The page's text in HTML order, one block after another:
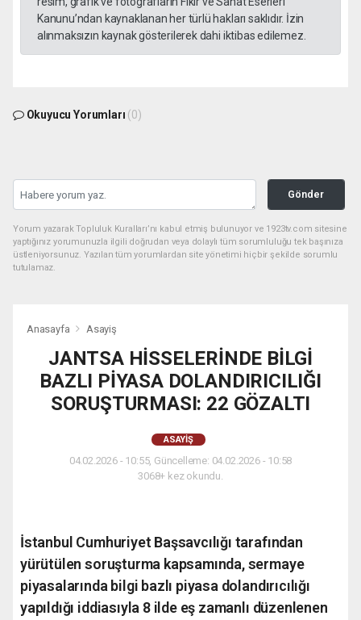
Kanunu’ndan kaynaklanan her türlü hakları saklıdır. İzin
alınmaksızın kaynak gösterilerek dahi iktibas edilemez.
Okuyucu Yorumları (0)
Gönder
Yorum yazarak Topluluk Kuralları’nı kabul etmiş bulunuyor ve 1923tv.com sitesine
yaptığınız yorumunuzla ilgili doğrudan veya dolaylı tüm sorumluluğu tek başınıza
üstleniyorsunuz. Yazılan tüm yorumlardan site yönetimi hiçbir şekilde sorumlu
tutulamaz.
Anasayfa Asayiş
JANTSA HİSSELERİNDE BİLGİ
BAZLI PİYASA DOLANDIRICILIĞI
SORUŞTURMASI: 22 GÖZALTI
ASAYIŞ
04.02.2026 - 10:55, Güncelleme: 04.02.2026 - 10:58
3068+ kez okundu.
İstanbul Cumhuriyet Başsavcılığı tarafından
yürütülen soruşturma kapsamında, sermaye
piyasalarında bilgi bazlı piyasa dolandırıcılığı
yapıldığı iddiasıyla 8 ilde eş zamanlı düzenlenen